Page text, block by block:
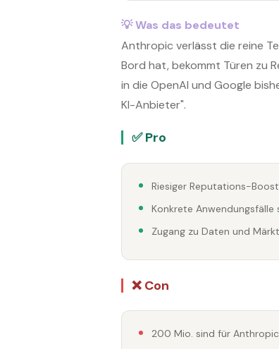
💡 Was das bedeutet
Anthropic verlässt die reine
Bord hat, bekommt Türen zu
in die OpenAI und Google
KI-Anbieter".
✅ Pro
Riesiger Reputations-
Konkrete
Zugang zu Daten und
❌ Con
200 Mio. sind für